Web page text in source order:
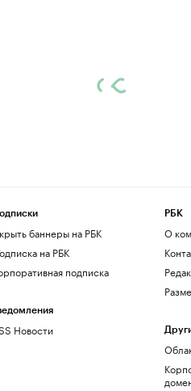
баннеры на РБК
на РБК
подписка
Новости
РБК
О